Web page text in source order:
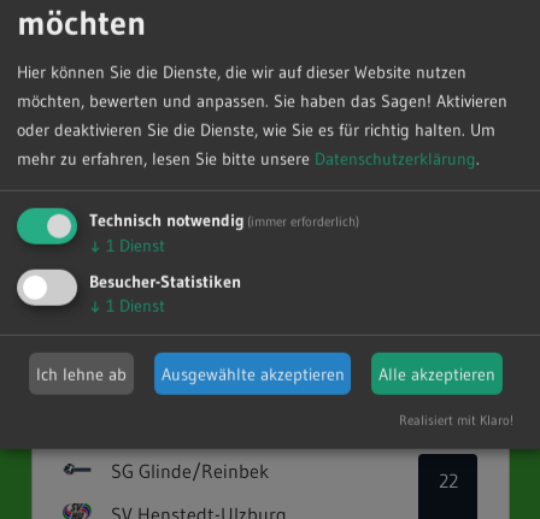
Spielplan und Tabelle
SV Henstedt-Ulzburg
Samstag, 25.4.2026
SG Glinde/Reinbek
22
möchten
Hier können Sie die Dienste, die wir auf dieser Website nutzen
möchten, bewerten und anpassen. Sie haben das Sagen! Aktivieren
oder deaktivieren Sie die Dienste, wie Sie es für richtig halten. Um
mehr zu erfahren, lesen Sie bitte unsere Datenschutzerklärung.
Technisch notwendig (immer erforderlich)
↓ 1 Dienst
Besucher-Statistiken
↓ 1 Dienst
Ich lehne ab Ausgewählte akzeptieren Alle akzeptieren
Realisiert mit Klaro!